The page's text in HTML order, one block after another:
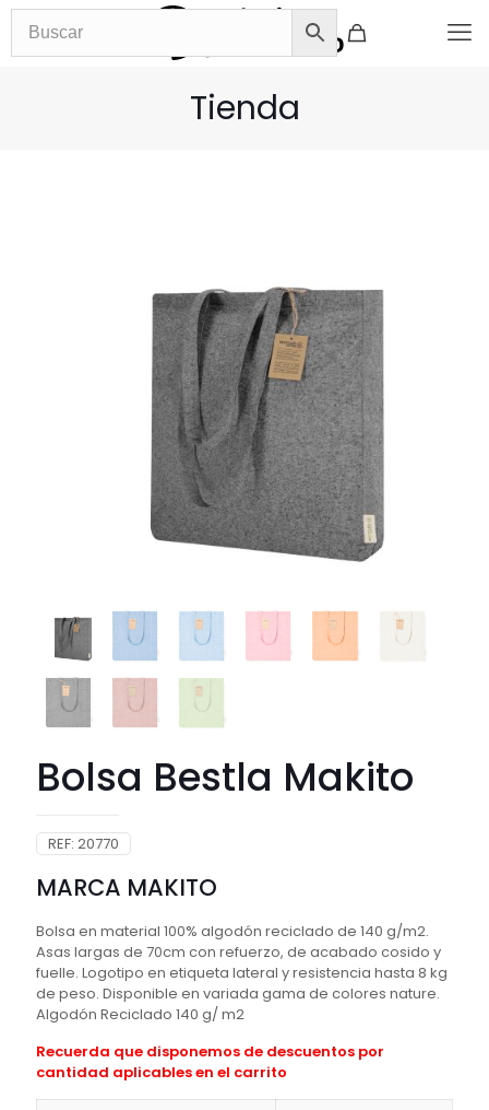
Tienda
Bolsa Bestla Makito
REF: 20770
MARCA MAKITO
Bolsa en material 100% algodón reciclado de 140 g/m2.
Asas largas de 70cm con refuerzo, de acabado cosido y
fuelle. Logotipo en etiqueta lateral y resistencia hasta 8 kg
de peso. Disponible en variada gama de colores nature.
Algodón Reciclado 140 g/ m2
Recuerda que disponemos de descuentos por
cantidad aplicables en el carrito